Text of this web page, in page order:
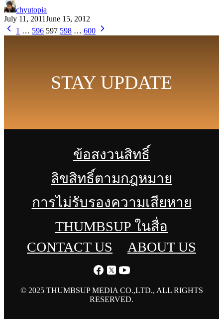
chyutopia
July 11, 2011June 15, 2012
1 … 596 597 598 … 600
STAY UPDATE
ข้อสงวนสิทธิ์
ลิขสิทธิ์ตามกฎหมาย
การไม่รับรองความเสียหาย
THUMBSUP ในสื่อ
CONTACT US
ABOUT US
© 2025 THUMBSUP MEDIA CO.,LTD., ALL RIGHTS
RESERVED.